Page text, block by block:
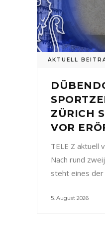
AKTUELL
ZÜRICH
VOR
TELE Z aktuell
Nach rund
steht eines der
5. August 2026